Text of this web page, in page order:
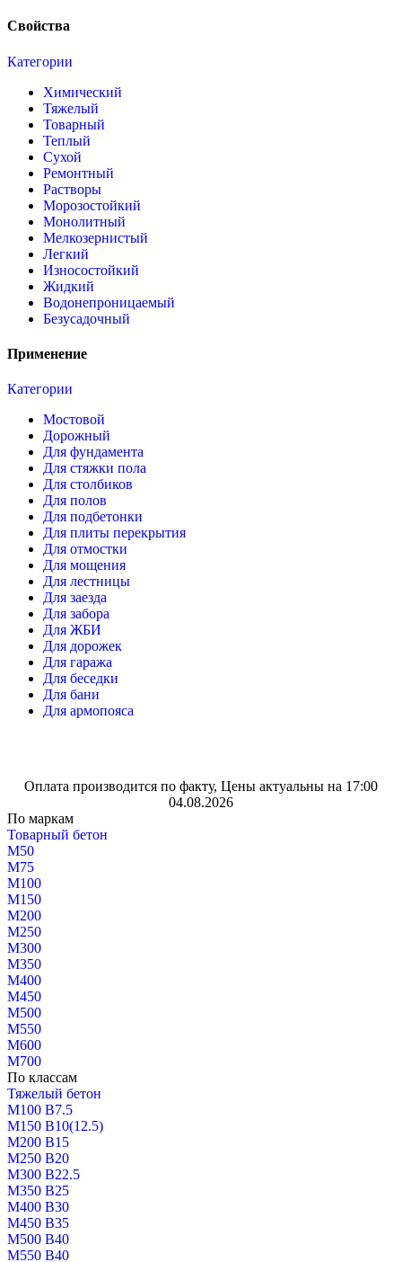
Свойства
Категории
Химический
Тяжелый
Товарный
Теплый
Сухой
Ремонтный
Растворы
Морозостойкий
Монолитный
Мелкозернистый
Легкий
Износостойкий
Жидкий
Водонепроницаемый
Безусадочный
Применение
Категории
Мостовой
Дорожный
Для фундамента
Для стяжки пола
Для столбиков
Для полов
Для подбетонки
Для плиты перекрытия
Для отмостки
Для мощения
Для лестницы
Для заезда
Для забора
Для ЖБИ
Для дорожек
Для гаража
Для беседки
Для бани
Для армопояса
Оплата производится по факту, Цены актуальны на 17:00
04.08.2026
По маркам
Товарный бетон
М50
М75
М100
М150
М200
М250
М300
М350
М400
М450
М500
М550
М600
М700
По классам
Тяжелый бетон
М100 В7.5
М150 В10(12.5)
М200 В15
М250 В20
М300 В22.5
М350 В25
М400 В30
М450 В35
М500 В40
М550 В40